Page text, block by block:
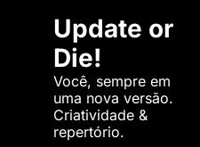
Update or
Die!
Você, sempre em
uma nova versão.
Criatividade &
repertório.